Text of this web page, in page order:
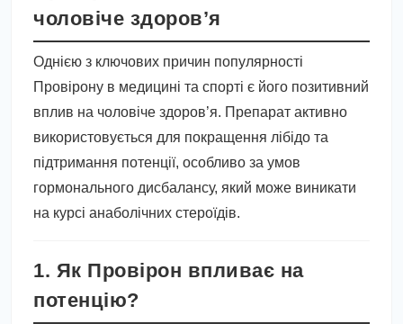
чоловіче здоров’я
Однією з ключових причин популярності
Провірону в медицині та спорті є його позитивний
вплив на чоловіче здоров’я. Препарат активно
використовується для покращення лібідо та
підтримання потенції, особливо за умов
гормонального дисбалансу, який може виникати
на курсі анаболічних стероїдів.
1. Як Провірон впливає на
потенцію?